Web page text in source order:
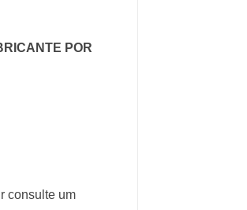
POR
consulte um